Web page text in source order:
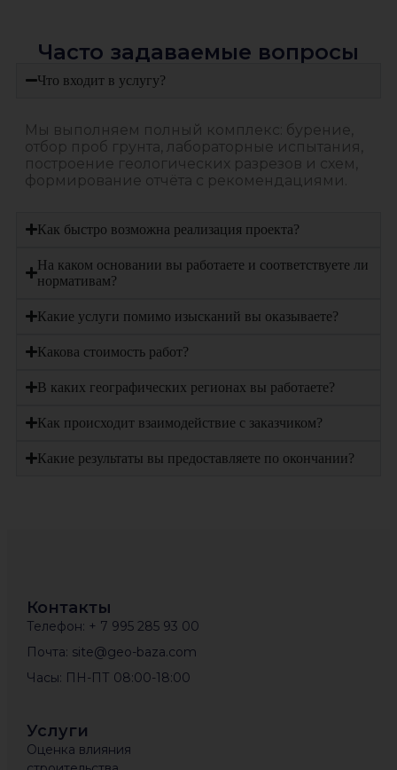
Часто задаваемые вопросы
Что входит в услугу?
Мы выполняем полный комплекс: бурение,
отбор проб грунта, лабораторные испытания,
построение геологических разрезов и схем,
формирование отчёта с рекомендациями.
Как быстро возможна реализация проекта?
На каком основании вы работаете и соответствуете ли
нормативам?
Какие услуги помимо изысканий вы оказываете?
Какова стоимость работ?
В каких географических регионах вы работаете?
Как происходит взаимодействие с заказчиком?
Какие результаты вы предоставляете по окончании?
Услуги
Оценка влияния
Контакты
Телефон: + 7 995 285 93 00
Почта: site@geo-baza.com
Часы: ПН-ПТ 08:00-18:00